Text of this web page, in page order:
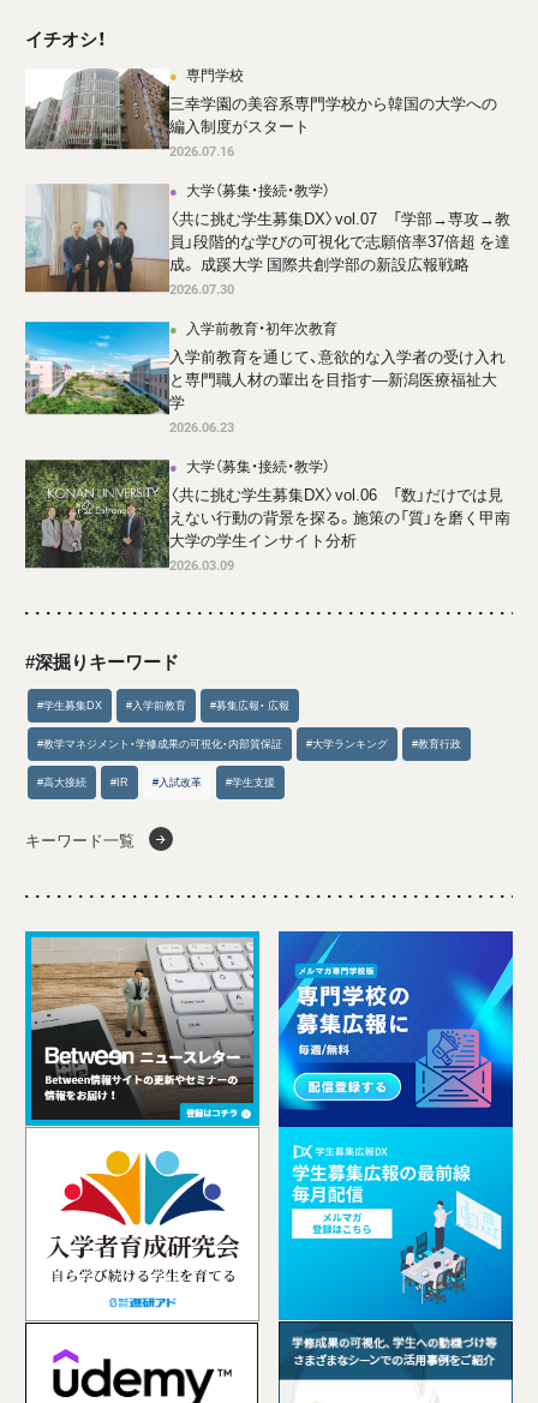
イチオシ！
専門学校
三幸学園の美容系専門学校から韓国の大学への
編入制度がスタート
2026.07.16
大学（募集・接続・教学）
〈共に挑む学生募集DX〉vol.07 「学部→専攻→教
員」段階的な学びの可視化で志願倍率37倍超 を達
成。 成蹊大学 国際共創学部の新設広報戦略
2026.07.30
入学前教育・初年次教育
入学前教育を通じて、意欲的な入学者の受け入れ
と専門職人材の輩出を目指す―新潟医療福祉大
学
2026.06.23
大学（募集・接続・教学）
〈共に挑む学生募集DX〉vol.06 「数」だけでは見
えない行動の背景を探る。施策の「質」を磨く甲南
大学の学生インサイト分析
2026.03.09
#深掘りキーワード
#学生募集DX #入学前教育 #募集広報・ 広報
#教学マネジメント・学修成果の可視化・内部質保証 #大学ランキング #教育行政
#高大接続 #IR #入試改革 #学生支援
キーワード一覧